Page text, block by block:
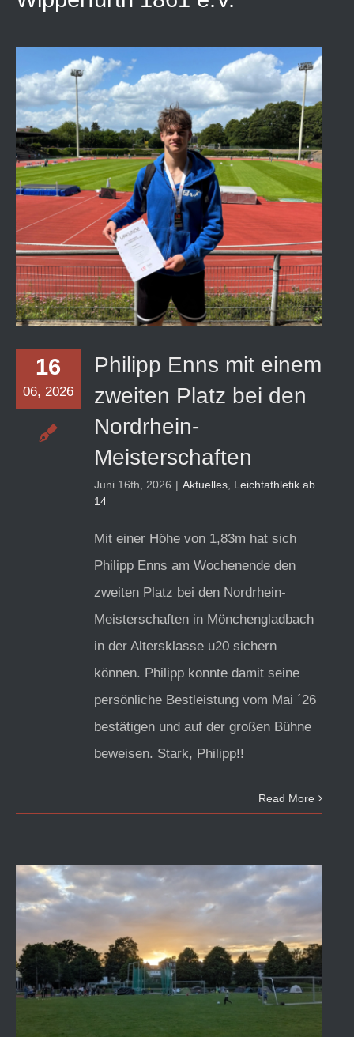
Philipp Enns mit einem zweiten Platz bei
den Nordrhein-Meisterschaften
16
06, 2026
Philipp Enns mit einem
zweiten Platz bei den
Nordrhein-
Meisterschaften
Juni 16th, 2026 | Aktuelles, Leichtathletik ab
14
Mit einer Höhe von 1,83m hat sich
Philipp Enns am Wochenende den
zweiten Platz bei den Nordrhein-
Meisterschaften in Mönchengladbach
in der Altersklasse u20 sichern
können. Philipp konnte damit seine
persönliche Bestleistung vom Mai ´26
bestätigen und auf der großen Bühne
beweisen. Stark, Philipp!!
Read More
Trainingslager des Leichtathletik-
Nachwuchses